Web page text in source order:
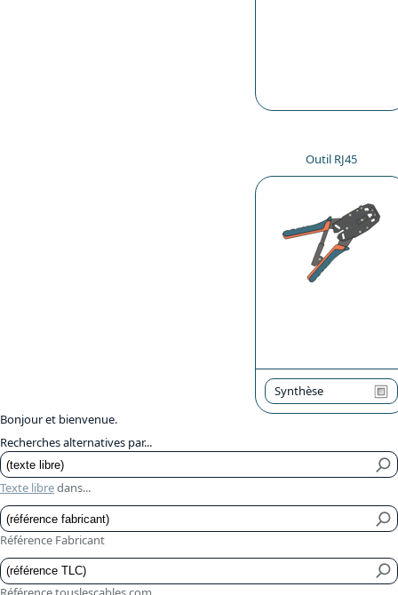
Outil RJ45
Synthèse
Bonjour et bienvenue.
Recherches alternatives par...
Texte libredans...
Référence Fabricant